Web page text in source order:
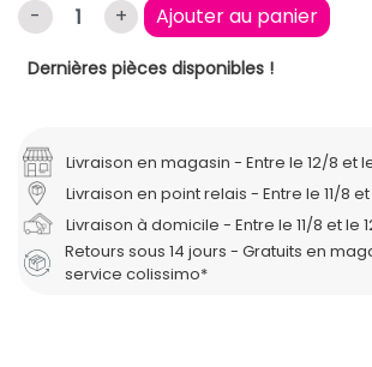
- + Ajouter au panier
Dernières pièces disponibles !
Livraison en magasin Entre le 12/8 et
Livraison en point relais Entre le 11/8
Livraison à domicile Entre le 11/8 et le
Retours sous 14 jours - Gratuits en
service colissimo*